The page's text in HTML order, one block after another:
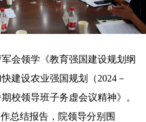
会领学《教育强国建设规划纲
建设农业强国规划（2024－
校领导班子务虚会议精神》。
总结报告，院领导分别围